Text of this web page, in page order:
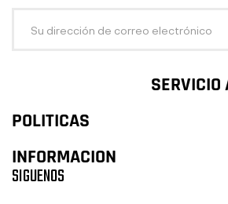
SERVICIO
POLITICAS
INFORMACION
SIGUENOS